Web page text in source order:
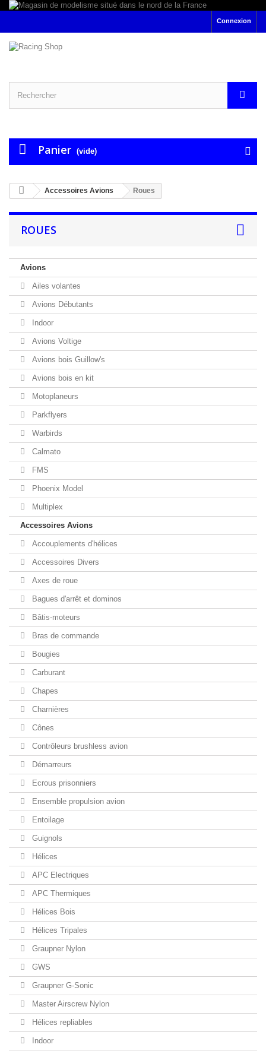
Connexion
Panier (vide)
Accessoires Avions Roues
ROUES
Avions
Ailes volantes
Avions Débutants
Indoor
Avions Voltige
Avions bois Guillow's
Avions bois en kit
Motoplaneurs
Parkflyers
Warbirds
Calmato
FMS
Phoenix Model
Multiplex
Accessoires Avions
Accouplements d'hélices
Accessoires Divers
Axes de roue
Bagues d'arrêt et dominos
Bâtis-moteurs
Bras de commande
Bougies
Carburant
Chapes
Charnières
Cônes
Contrôleurs brushless avion
Démarreurs
Ecrous prisonniers
Ensemble propulsion avion
Entoilage
Guignols
Hélices
APC Electriques
APC Thermiques
Hélices Bois
Hélices Tripales
Graupner Nylon
GWS
Graupner G-Sonic
Master Airscrew Nylon
Hélices repliables
Indoor